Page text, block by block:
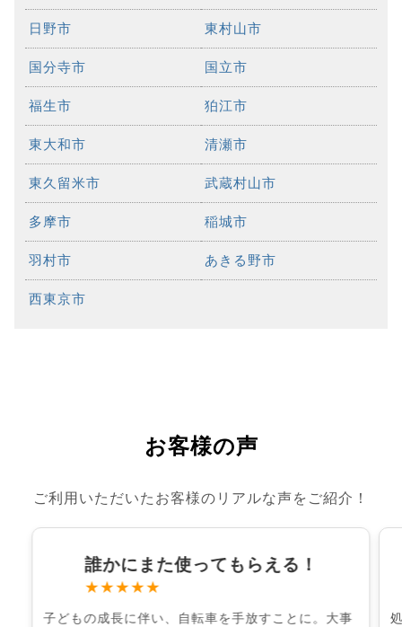
日野市 東村山市
国分寺市 国立市
福生市 狛江市
東大和市 清瀬市
東久留米市 武蔵村山市
多摩市 稲城市
羽村市 あきる野市
西東京市
お客様の声
ご利用いただいたお客様のリアルな声をご紹介！
誰かにまた使ってもらえる！
★★★★★
子どもの成長に伴い、自転車を手放すことに。大事